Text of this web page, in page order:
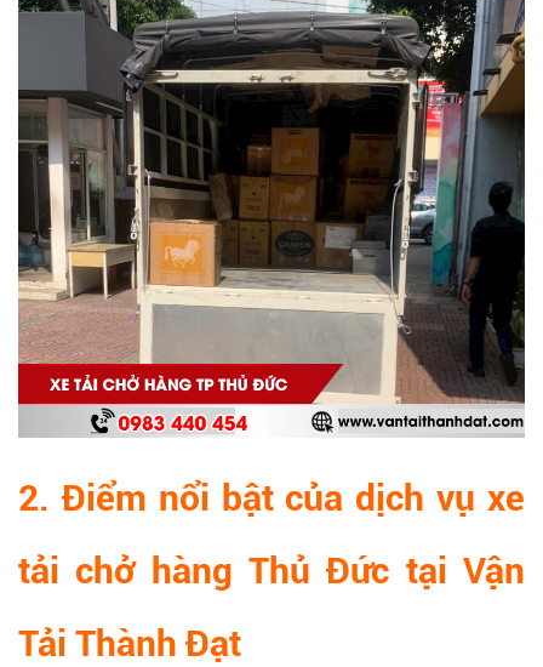
2. Điểm nổi bật của dịch vụ xe
tải chở hàng Thủ Đức tại Vận
Tải Thành Đạt